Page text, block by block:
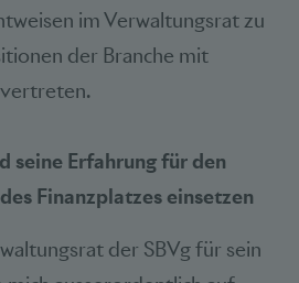
im Verwaltungsrat zu
der Branche mit
seine Erfahrung für den
Finanzplatzes einsetzen
der SBVg für sein